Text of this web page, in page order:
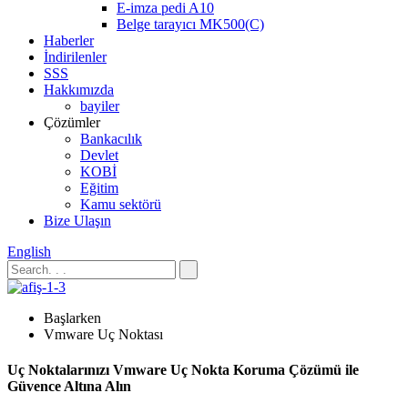
E-imza pedi A10
Belge tarayıcı MK500(C)
Haberler
İndirilenler
SSS
Hakkımızda
bayiler
Çözümler
Bankacılık
Devlet
KOBİ
Eğitim
Kamu sektörü
Bize Ulaşın
English
Başlarken
Vmware Uç Noktası
Uç Noktalarınızı Vmware Uç Nokta Koruma Çözümü ile
Güvence Altına Alın